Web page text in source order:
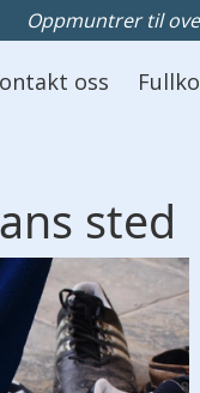
Oppmuntrer til
oss
sted